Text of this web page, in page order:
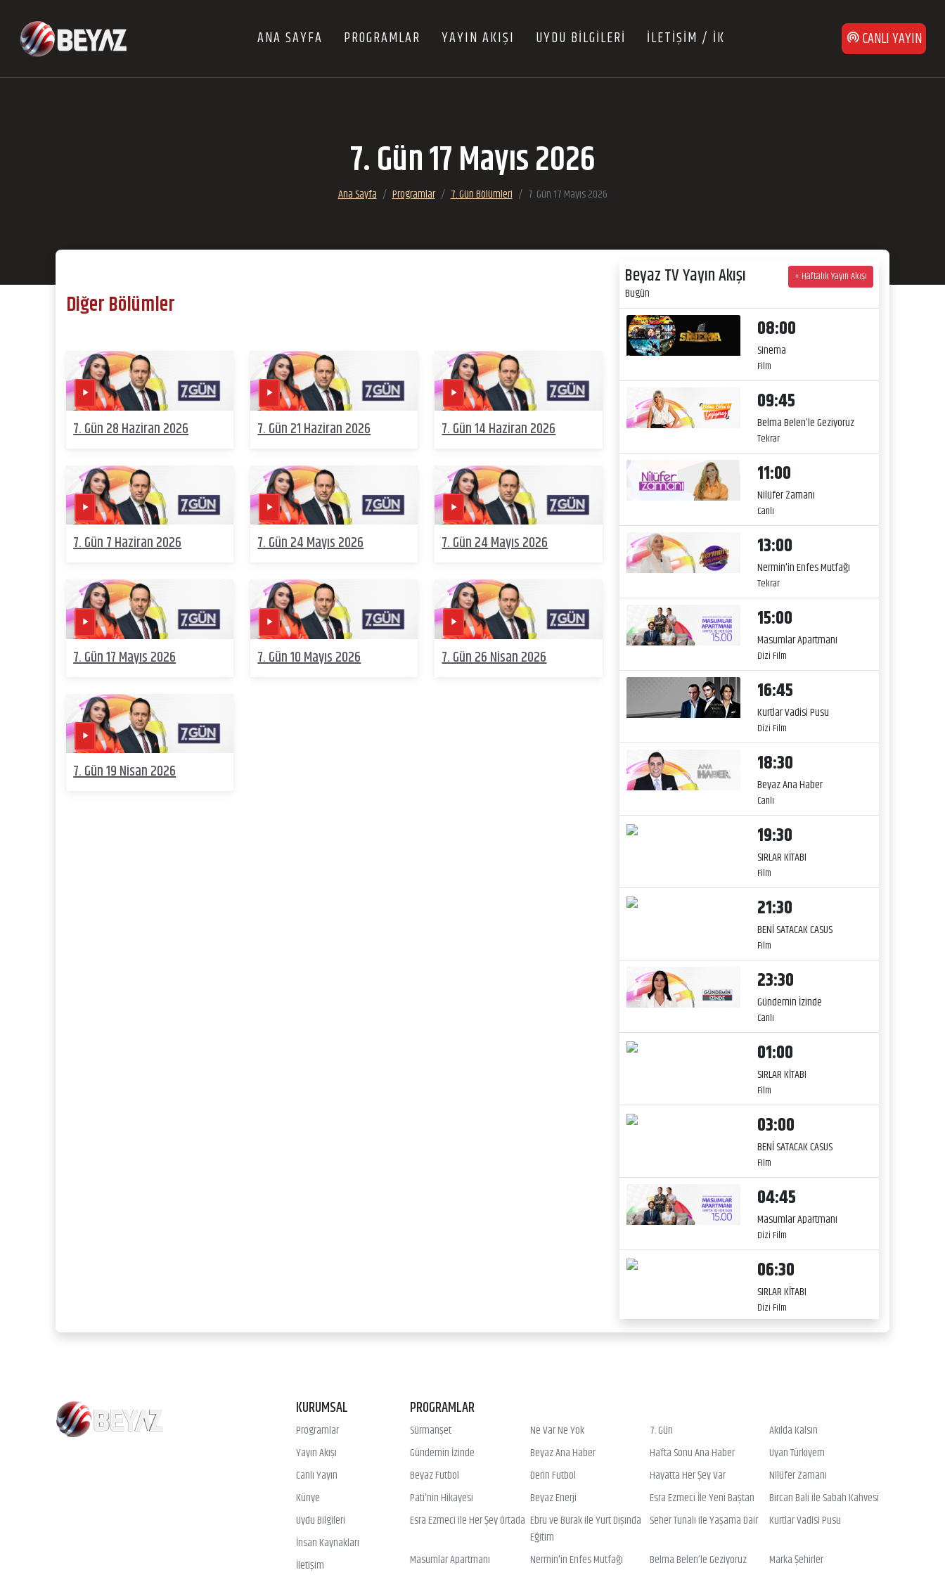
ANA SAYFA PROGRAMLAR YAYIN AKIŞI UYDU BİLGİLERİ İLETİŞİM / İK CANLI YAYIN
7. Gün 17 Mayıs 2026
Ana Sayfa Programlar 7. Gün Bölümleri 7. Gün 17 Mayıs 2026
Diğer Bölümler
7. Gün 28 Haziran 2026 7. Gün 21 Haziran 2026 7. Gün 14 Haziran 2026
7. Gün 7 Haziran 2026 7. Gün 24 Mayıs 2026 7. Gün 24 Mayıs 2026
7. Gün 17 Mayıs 2026 7. Gün 10 Mayıs 2026 7. Gün 26 Nisan 2026
7. Gün 19 Nisan 2026
Beyaz TV Yayın Akışı
Bugün
+ Haftalık Yayın Akışı
08:00
Sinema
Film
09:45
Belma Belen’le Geziyoruz
Tekrar
11:00
Nilüfer Zamanı
Canlı
13:00
Nermin'in Enfes Mutfağı
Tekrar
15:00
Masumlar Apartmanı
Dizi Film
16:45
Kurtlar Vadisi Pusu
Dizi Film
18:30
Beyaz Ana Haber
Canlı
19:30
SIRLAR KİTABI
Film
21:30
BENİ SATACAK CASUS
Film
23:30
Gündemin İzinde
Canlı
01:00
SIRLAR KİTABI
Film
03:00
BENİ SATACAK CASUS
Film
04:45
Masumlar Apartmanı
Dizi Film
06:30
SIRLAR KİTABI
Dizi Film
KURUMSAL
Programlar
Yayın Akışı
Canlı Yayın
Künye
Uydu Bilgileri
İnsan Kaynakları
İletişim
PROGRAMLAR
Sürmanşet Ne Var Ne Yok 7. Gün
Akılda Kalsın
Gündemin İzinde
Beyaz Ana Haber Hafta Sonu Ana Haber
Uyan Türkiyem
Beyaz Futbol
Derin Futbol Hayatta Her Şey Var
Nilüfer Zamanı
Pati'nin Hikayesi
Beyaz Enerji Esra Ezmeci İle Yeni Baştan
Bircan Bali ile Sabah Kahvesi
Esra Ezmeci ile Her Şey Ortada Ebru ve Burak ile Yurt Dışında
Eğitim
Seher Tunalı ile Yaşama Dair Kurtlar Vadisi Pusu
Masumlar Apartmanı Nermin'in Enfes Mutfağı Belma Belen’le Geziyoruz
Marka Şehirler